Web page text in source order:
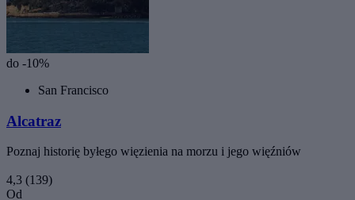
do -10%
San Francisco
Alcatraz
Poznaj historię byłego więzienia na morzu i jego więźniów
4,3 (139)
Od